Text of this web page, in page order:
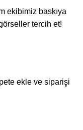
ekibimiz baskıya
tercih et!
ekle ve siparişi